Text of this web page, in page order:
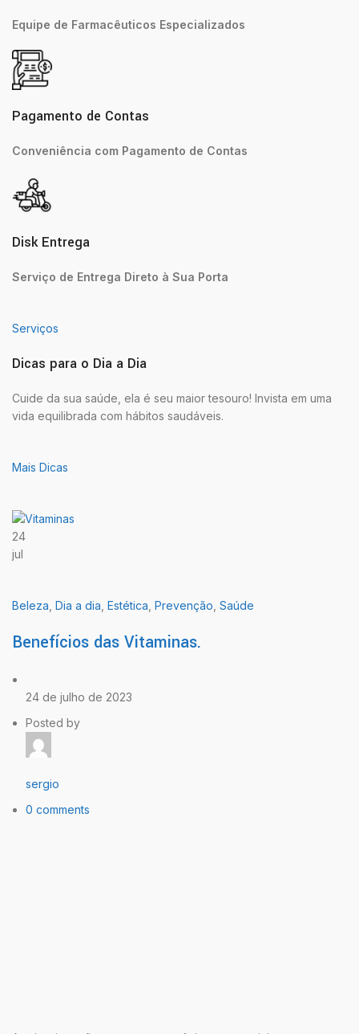
Equipe de Farmacêuticos Especializados
Pagamento de Contas
Conveniência com Pagamento de Contas
Disk Entrega
Serviço de Entrega Direto à Sua Porta
Serviços
Dicas para o Dia a Dia
Cuide da sua saúde, ela é seu maior tesouro! Invista em uma
vida equilibrada com hábitos saudáveis.
Mais Dicas
24
jul
Beleza Dia a dia Estética Prevenção Saúde
Benefícios das Vitaminas.
24 de julho de 2023
Posted by
sergio
0 comments